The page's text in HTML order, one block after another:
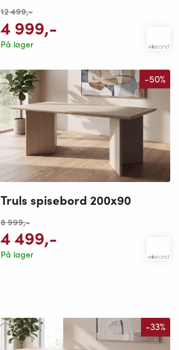
12 499,-
4 999,-
På lager
-50%
Truls spisebord 200x90
8 999,-
4 499,-
På lager
-33%